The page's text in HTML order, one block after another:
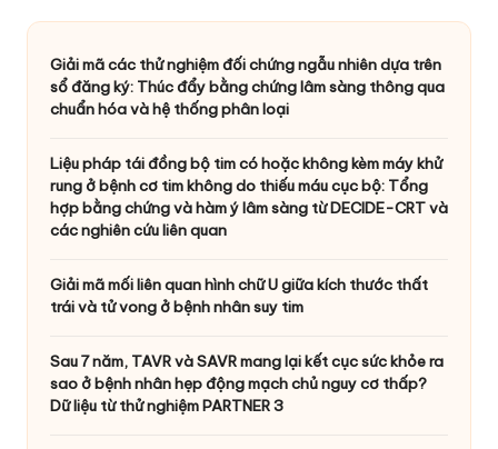
Giải mã các thử nghiệm đối chứng ngẫu nhiên dựa trên
sổ đăng ký: Thúc đẩy bằng chứng lâm sàng thông qua
chuẩn hóa và hệ thống phân loại
Liệu pháp tái đồng bộ tim có hoặc không kèm máy khử
rung ở bệnh cơ tim không do thiếu máu cục bộ: Tổng
hợp bằng chứng và hàm ý lâm sàng từ DECIDE-CRT và
các nghiên cứu liên quan
Giải mã mối liên quan hình chữ U giữa kích thước thất
trái và tử vong ở bệnh nhân suy tim
Sau 7 năm, TAVR và SAVR mang lại kết cục sức khỏe ra
sao ở bệnh nhân hẹp động mạch chủ nguy cơ thấp?
Dữ liệu từ thử nghiệm PARTNER 3